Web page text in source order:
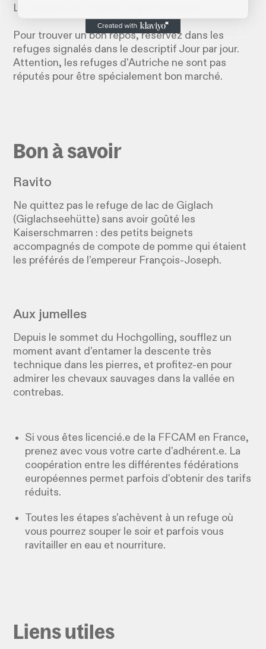
Le bivouac est interdit sur cet itinéraire.
Pour trouver un bon repos, réservez dans les
refuges signalés dans le descriptif Jour par jour.
Attention, les refuges d'Autriche ne sont pas
réputés pour être spécialement bon marché.
Bon à savoir
Ravito
Ne quittez pas le refuge de lac de Giglach
(Giglachseehütte) sans avoir goûté les
Kaiserschmarren : des petits beignets
accompagnés de compote de pomme qui étaient
les préférés de l’empereur François-Joseph.
Aux jumelles
Depuis le sommet du Hochgolling, soufflez un
moment avant d’entamer la descente très
technique dans les pierres, et profitez-en pour
admirer les chevaux sauvages dans la vallée en
contrebas.
Si vous êtes licencié.e de la FFCAM en France,
prenez avec vous votre carte d'adhérent.e. La
coopération entre les différentes fédérations
européennes permet parfois d'obtenir des tarifs
réduits.
Toutes les étapes s'achèvent à un refuge où
vous pourrez souper le soir et parfois vous
ravitailler en eau et nourriture.
Liens utiles